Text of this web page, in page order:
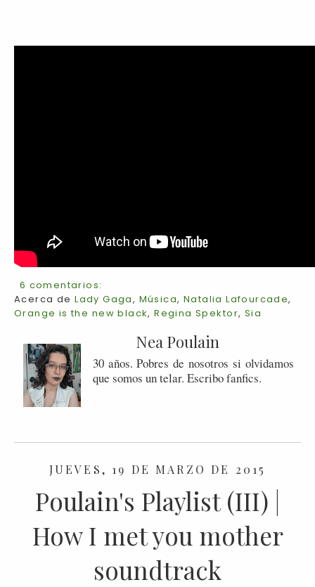
6 comentarios:
Acerca deLady Gaga, Música, Natalia Lafourcade,
Orange is the new black,Regina Spektor, Sia
Nea Poulain
30 años. Pobres de nosotros si olvidamos
que somos un telar. Escribo fanfics.
JUEVES, 19 DE MARZO DE 2015
Poulain's Playlist (III) |
How I met you mother
soundtrack